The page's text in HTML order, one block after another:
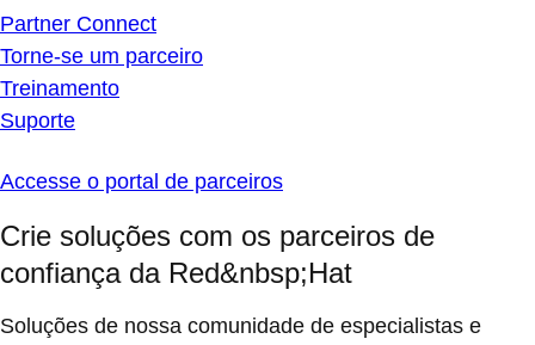
Partner Connect
Torne-se um parceiro
Treinamento
Suporte
Accesse o portal de parceiros
Crie soluções com os parceiros de
confiança da Red&nbsp;Hat
Soluções de nossa comunidade de especialistas e